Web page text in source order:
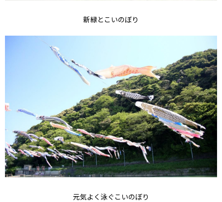
新緑とこいのぼり
元気よく泳ぐこいのぼり